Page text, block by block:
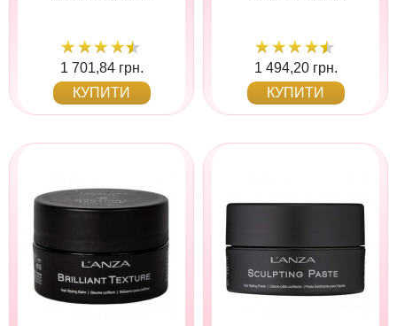
1 701,84 грн.
КУПИТИ
1 494,20 грн.
КУПИТИ